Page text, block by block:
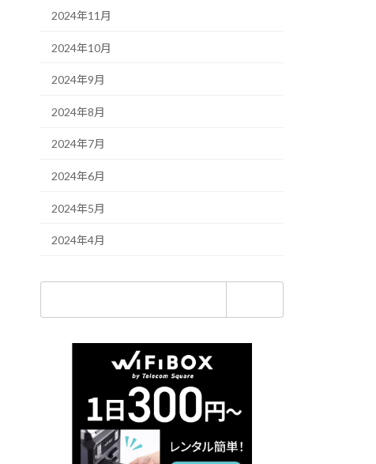
2024年11月
2024年10月
2024年9月
2024年8月
2024年7月
2024年6月
2024年5月
2024年4月